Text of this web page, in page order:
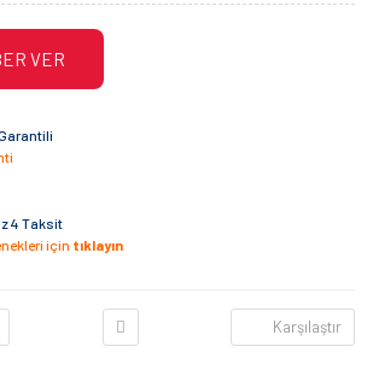
VER
4 Taksit
için tıklayın
Karşılaştır